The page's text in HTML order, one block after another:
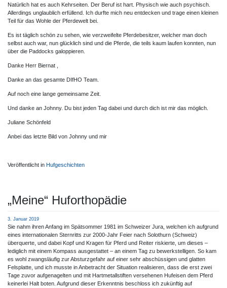
Natürlich hat es auch Kehrseiten. Der Beruf ist hart. Physisch wie auch psychisch.
Allerdings unglaublich erfüllend. Ich durfte mich neu entdecken und trage einen kleinen
Teil für das Wohle der Pferdewelt bei.
Es ist täglich schön zu sehen, wie verzweifelte Pferdebesitzer, welcher man doch
selbst auch war, nun glücklich sind und die Pferde, die teils kaum laufen konnten, nun
über die Paddocks galoppieren.
Danke Herr Biernat ,
Danke an das gesamte DIfHO Team.
Auf noch eine lange gemeinsame Zeit.
Und danke an Johnny. Du bist jeden Tag dabei und durch dich ist mir das möglich.
Juliane Schönfeld
Anbei das letzte Bild von Johnny und mir
Veröffentlicht in Hufgeschichten
„Meine“ Huforthopädie
3. Januar 2019
Sie nahm ihren Anfang im Spätsommer 1981 im Schweizer Jura, welchen ich aufgrund
eines internationalen Sternritts zur 2000-Jahr Feier nach Solothurn (Schweiz)
überquerte, und dabei Kopf und Kragen für Pferd und Reiter riskierte, um dieses –
lediglich mit einem Kompass ausgestattet – an einem Tag zu bewerkstelligen. So kam
es wohl zwangsläufig zur Absturzgefahr auf einer sehr abschüssigen und glatten
Felsplatte, und ich musste in Anbetracht der Situation realisieren, dass die erst zwei
Tage zuvor aufgenagelten und mit Hartmetallstiften versehenen Hufeisen dem Pferd
keinerlei Halt boten. Aufgrund dieser Erkenntnis beschloss ich zukünftig auf